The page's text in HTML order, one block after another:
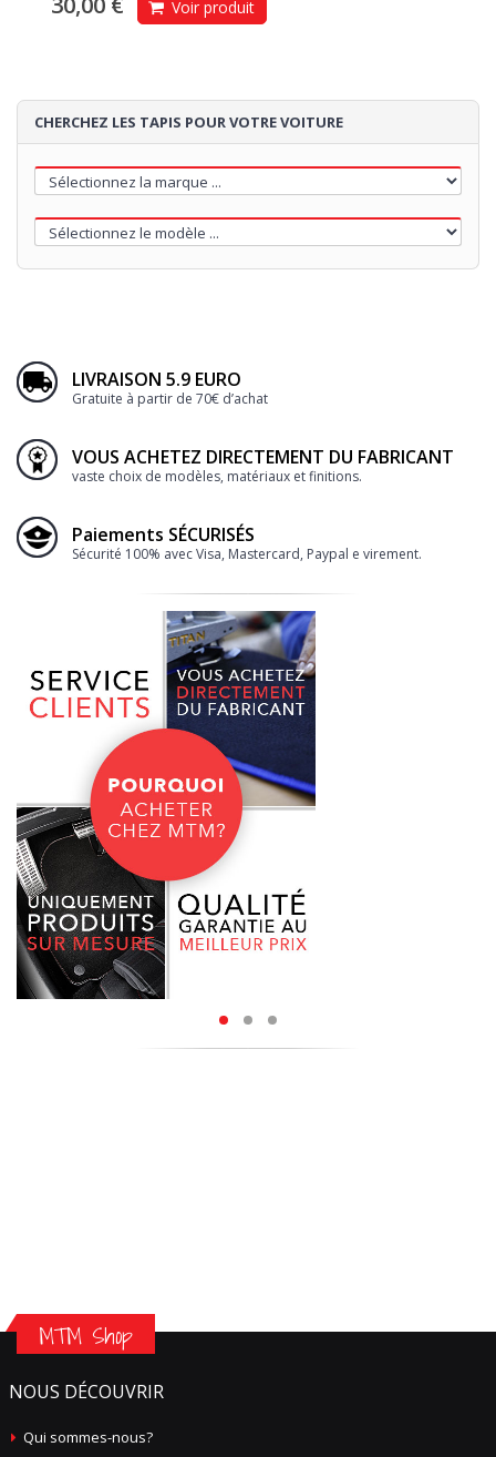
Voir produit
CHERCHEZ LES TAPIS POUR VOTRE VOITURE
LIVRAISON 5.9 EURO
Gratuite à partir de 70€ d’achat
VOUS ACHETEZ DIRECTEMENT DU FABRICANT
vaste choix de modèles, matériaux et finitions.
Paiements SÉCURISÉS
Sécurité 100% avec Visa, Mastercard, Paypal e virement.
MTM Shop
NOUS DÉCOUVRIR
Qui sommes-nous?